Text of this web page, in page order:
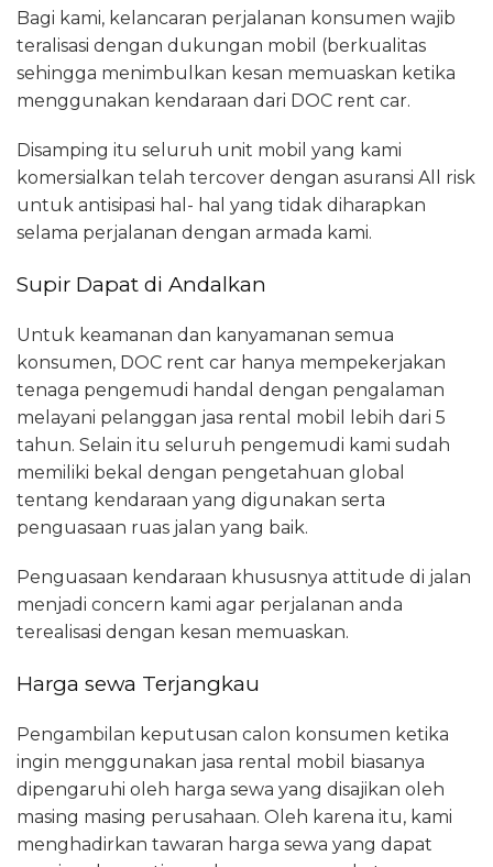
Bagi kami, kelancaran perjalanan konsumen wajib
teralisasi dengan dukungan mobil (berkualitas
sehingga menimbulkan kesan memuaskan ketika
menggunakan kendaraan dari DOC rent car.
Disamping itu seluruh unit mobil yang kami
komersialkan telah tercover dengan asuransi All risk
untuk antisipasi hal- hal yang tidak diharapkan
selama perjalanan dengan armada kami.
Supir Dapat di Andalkan
Untuk keamanan dan kanyamanan semua
konsumen, DOC rent car hanya mempekerjakan
tenaga pengemudi handal dengan pengalaman
melayani pelanggan jasa rental mobil lebih dari 5
tahun. Selain itu seluruh pengemudi kami sudah
memiliki bekal dengan pengetahuan global
tentang kendaraan yang digunakan serta
penguasaan ruas jalan yang baik.
Penguasaan kendaraan khususnya attitude di jalan
menjadi concern kami agar perjalanan anda
terealisasi dengan kesan memuaskan.
Harga sewa Terjangkau
Pengambilan keputusan calon konsumen ketika
ingin menggunakan jasa rental mobil biasanya
dipengaruhi oleh harga sewa yang disajikan oleh
masing masing perusahaan. Oleh karena itu, kami
menghadirkan tawaran harga sewa yang dapat